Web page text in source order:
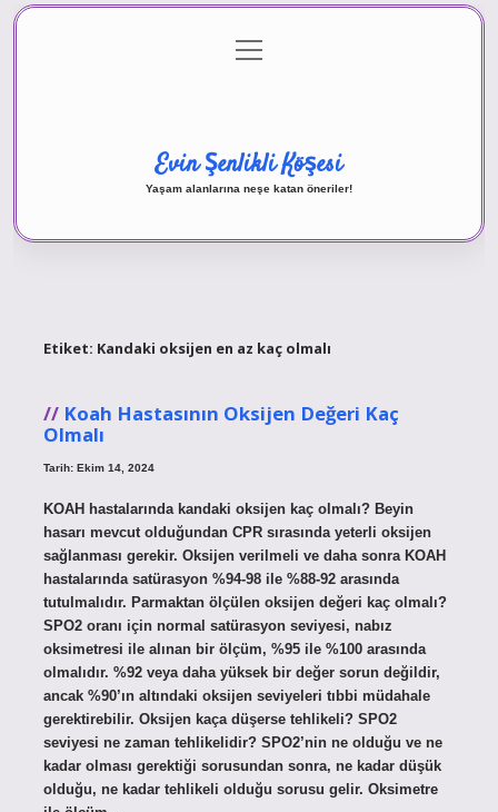
Gizlilik Politikası
menüyü
aç
Evin Şenlikli Köşesi
Yaşam alanlarına neşe katan öneriler!
Etiket: Kandaki oksijen en az kaç olmalı
Koah Hastasının Oksijen Değeri Kaç
Olmalı
Tarih: Ekim 14, 2024
KOAH hastalarında kandaki oksijen kaç olmalı? Beyin
hasarı mevcut olduğundan CPR sırasında yeterli oksijen
sağlanması gerekir. Oksijen verilmeli ve daha sonra KOAH
hastalarında satürasyon %94-98 ile %88-92 arasında
tutulmalıdır. Parmaktan ölçülen oksijen değeri kaç olmalı?
SPO2 oranı için normal satürasyon seviyesi, nabız
oksimetresi ile alınan bir ölçüm, %95 ile %100 arasında
olmalıdır. %92 veya daha yüksek bir değer sorun değildir,
ancak %90’ın altındaki oksijen seviyeleri tıbbi müdahale
gerektirebilir. Oksijen kaça düşerse tehlikeli? SPO2
seviyesi ne zaman tehlikelidir? SPO2’nin ne olduğu ve ne
kadar olması gerektiği sorusundan sonra, ne kadar düşük
olduğu, ne kadar tehlikeli olduğu sorusu gelir. Oksimetre